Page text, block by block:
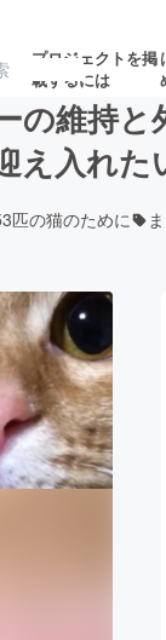
プロジェクトを掲
載するには
ェクト
ロジェ
写真
ー・ガジェット
画
の維持と
え入れた
匹の猫のために